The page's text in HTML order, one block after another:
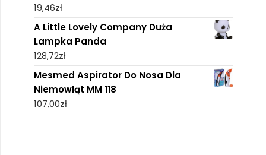
19,46zł
A Little Lovely Company Duża
Lampka Panda
128,72zł
Mesmed Aspirator Do Nosa Dla
Niemowląt MM 118
107,00zł